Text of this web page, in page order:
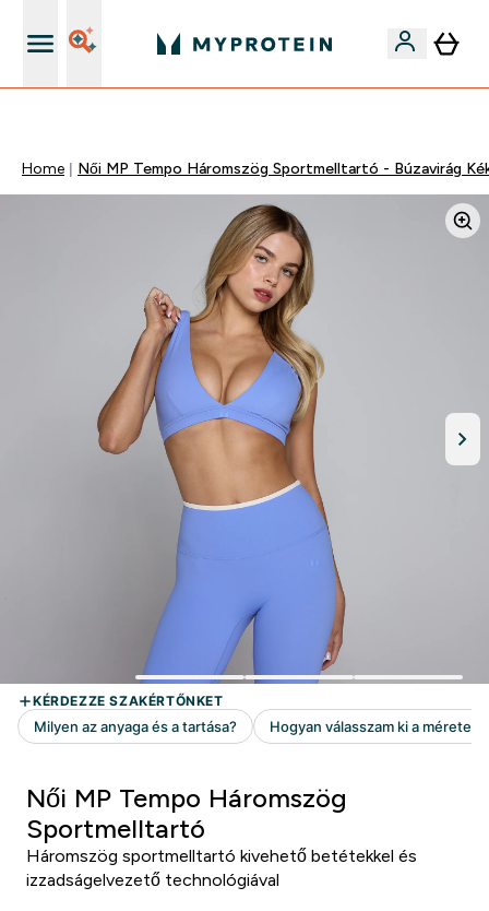
Home Női MP Tempo Háromszög Sportmelltartó - Búzavirág
Női MP Tempo Háromszög
Sportmelltartó
Háromszög sportmelltartó kivehető betétekkel és
izzadságelvezető technológiával